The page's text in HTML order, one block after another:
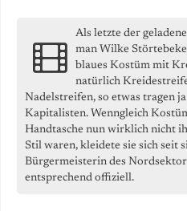
Als letzte der
man Wilke
blaues Kostüm mit
natürlich
Nadelstreifen, so etwas tragen
Kapitalisten. Wenngleich
Handtasche nun wirklich nicht
Stil waren, kleidete sie sich seit
Bürgermeisterin des
entsprechend offiziell.